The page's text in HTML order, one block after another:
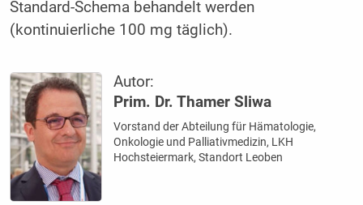
Standard-Schema behandelt werden
(kontinuierliche 100 mg täglich).
Autor:
Prim. Dr. Thamer Sliwa
Vorstand der Abteilung für Hämatologie,
Onkologie und Palliativmedizin, LKH
Hochsteiermark, Standort Leoben